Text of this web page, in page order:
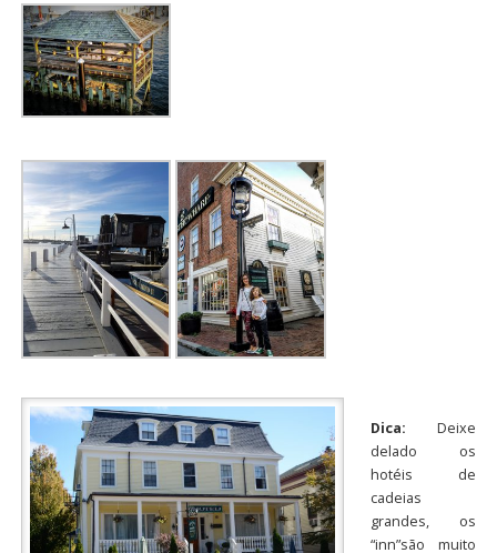
Dica: Deixe
delado os
hotéis de
cadeias
grandes, os
“inn”são muito